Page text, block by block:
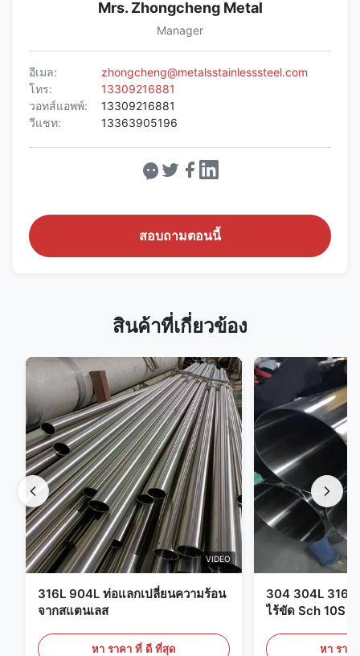
Mrs. Zhongcheng Metal
Manager
อีเมล:
zhongcheng@metalsstainlesssteel.com
โทร:
13309216881
วอทส์แอพพ์:
13309216881
วีแชท:
13363905196
สอบถามตอนนี้
สินค้าที่เกี่ยวข้อง
VIDEO
316L 904L ท่อแลกเปลี่ยนความร้อน
จากสแตนเลส
หา ราคา ที่ ดี ที่สุด
304 304L 316
ไร้ขัด Sch 10S ถึ
หา ราค